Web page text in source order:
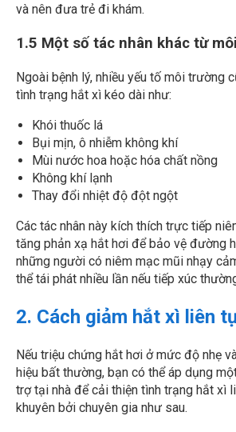
và nên đưa trẻ đi khám.
1.5 Một số tác nhân khác từ
Ngoài bệnh lý, nhiều yếu tố môi trường
tình trạng hắt xì kéo dài như:
Khói thuốc lá
Bụi mịn, ô nhiễm không khí
Mùi nước hoa hoặc hóa chất nồng
Không khí lạnh
Thay đổi nhiệt độ đột ngột
Các tác nhân này kích thích trực tiếp
tăng phản xạ hắt hơi để bảo vệ đường
những người có niêm mạc mũi nhạy
thể tái phát nhiều lần nếu tiếp xúc
2. Cách giảm hắt xì liên
Nếu triệu chứng hắt hơi ở mức độ nhẹ
hiệu bất thường, bạn có thể áp dụng
trợ tại nhà để cải thiện tình trạng hắt xì
khuyên bởi chuyên gia như sau.